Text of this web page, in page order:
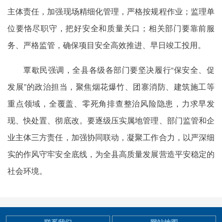
主体责任，加强现场精细化管理，严格按规程作业；监理单
位要恪尽职守，把好安全和质量关口；相关部门要靠前服
务、严格监管，确保项目安全高效推进、早日竣工投用。
覃歇民强调，全县各级各部门要坚决履行“保安全、促
发展”的政治担当，聚焦烟花爆竹、团寨消防、建筑施工等
重点领域，全覆盖、零死角排查整治风险隐患，力求早发
现、快处置、彻底改。要逐级压实属地管理、部门监管和企
业主体三方责任，加强协同联动，凝聚工作合力，以严深细
实的作风守牢安全底线，为全县高质量发展营造平安稳定的
社会环境。